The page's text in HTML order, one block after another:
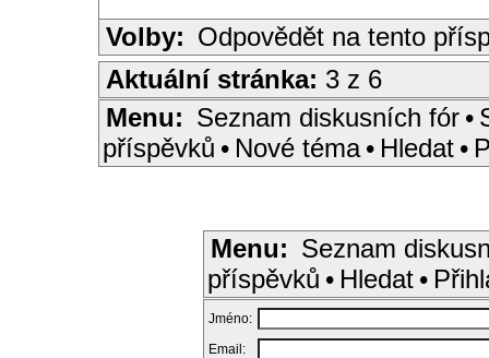
Volby: Odpovědět na tento
Aktuální stránka: 3 z 6
Menu: Seznam diskusních fór •
příspěvků • Nové téma • Hledat •
Menu: Seznam
příspěvků • Hledat •
Jméno:
Email: